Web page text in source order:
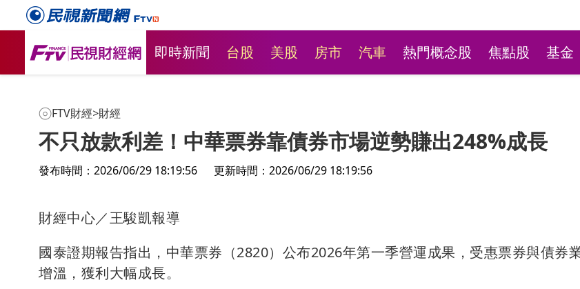
即時新聞 台股 美股 房市 汽車 熱門概念股 焦點股 基金
FTV財經>財經
不只放款利差！中華票券靠債券市場逆勢賺出248%成長
發布時間：2026/06/29 18:19:56 更新時間：2026/06/29 18:19:56
財經中心／王駿凱報導
國泰證期報告指出，中華票券（2820）公布2026年第一季營運成果，受惠票券與債券
增溫，獲利大幅成長。
不捨盼「新莊陳意